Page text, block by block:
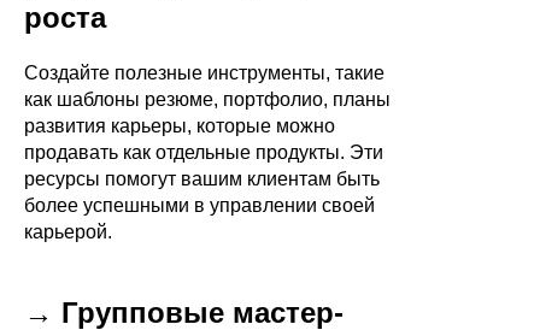
роста
Создайте полезные инструменты, такие
как шаблоны резюме, портфолио, планы
развития карьеры, которые можно
продавать как отдельные продукты. Эти
ресурсы помогут вашим клиентам быть
более успешными в управлении своей
карьерой.
→ Групповые мастер-